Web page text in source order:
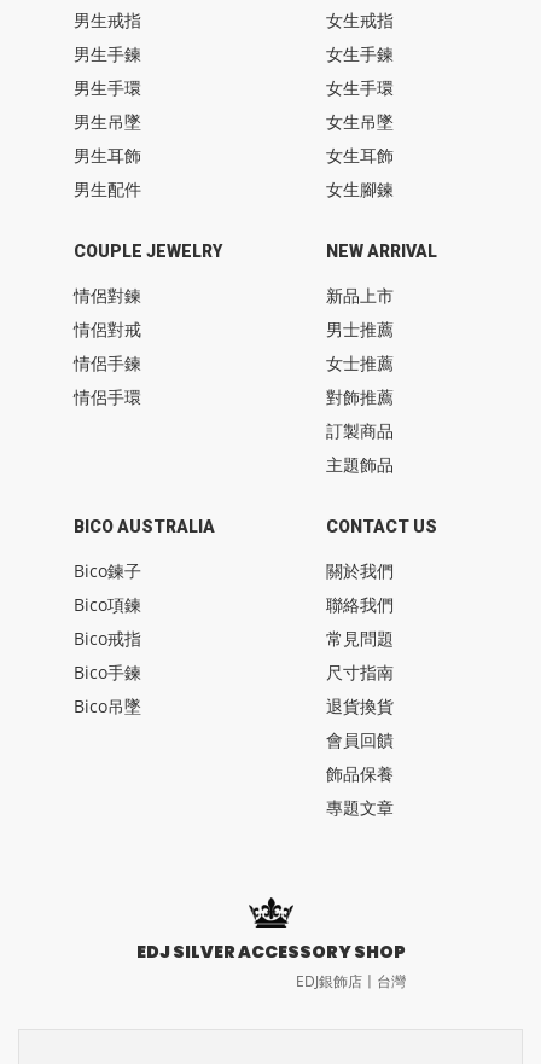
男生戒指
男生手鍊
男生手環
男生吊墜
男生耳飾
男生配件
女生戒指
女生手鍊
女生手環
女生吊墜
女生耳飾
女生腳鍊
COUPLE JEWELRY
情侶對鍊
情侶對戒
情侶手鍊
情侶手環
BICO AUSTRALIA
Bico鍊子
Bico項鍊
Bico戒指
Bico手鍊
Bico吊墜
NEW ARRIVAL
新品上市
男士推薦
女士推薦
對飾推薦
訂製商品
主題飾品
CONTACT US
關於我們
聯絡我們
常見問題
尺寸指南
退貨換貨
會員回饋
飾品保養
專題文章
EDJ SILVER ACCESSORY SHOP
EDJ銀飾店〡台灣